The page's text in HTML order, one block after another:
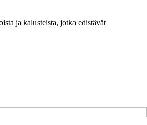
ja kalusteista, jotka edistävät